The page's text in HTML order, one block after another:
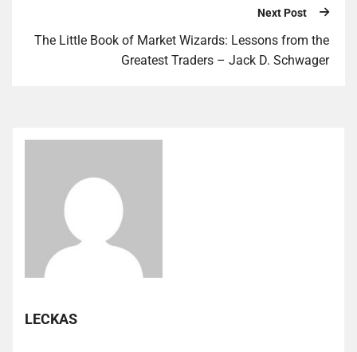
Next Post
The Little Book of Market Wizards: Lessons from the
Greatest Traders – Jack D. Schwager
LECKAS